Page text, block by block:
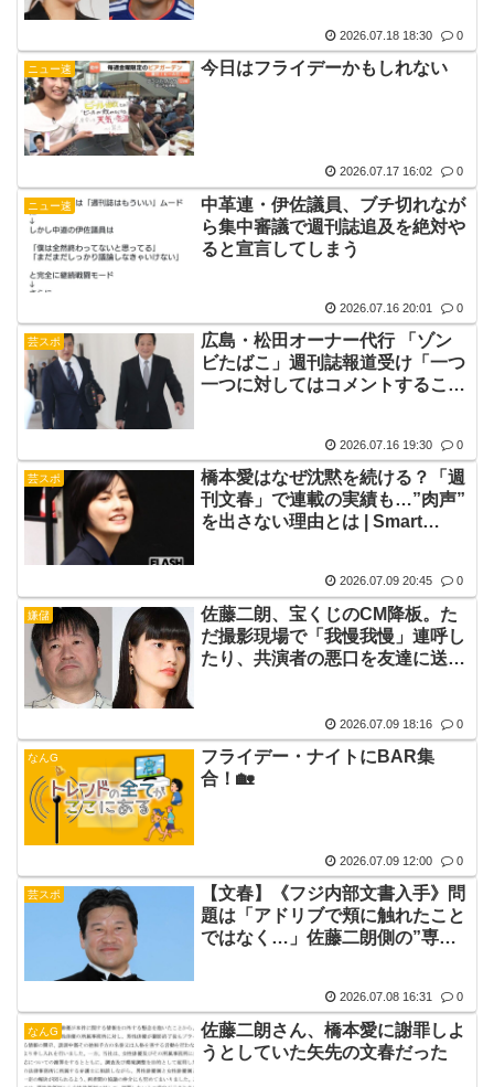
2026.07.18 18:30 0
ニュー速 今日はフライデーかもしれない
2026.07.17 16:02 0
ニュー速
中革連・伊佐議員、ブチ切れなが
ら集中審議で週刊誌追及を絶対や
ると宣言してしまう
2026.07.16 20:01 0
芸スポ
広島・松田オーナー代行 「ゾン
ビたばこ」週刊誌報道受け「一つ
一つに対してはコメントすること
2026.07.16 19:30 0
芸スポ
橋本愛はなぜ沈黙を続ける？「週
刊文春」で連載の実績も…”肉声”
を出さない理由とは | Smart
2026.07.09 20:45 0
嫌儲
佐藤二朗、宝くじのCM降板。た
だ撮影現場で「我慢我慢」連呼し
たり、共演者の悪口を友達に送り
2026.07.09 18:16 0
なんG
フライデー・ナイトにBAR集
合！🏡
2026.07.09 12:00 0
芸スポ
【文春】《フジ内部文書入手》問
題は「アドリブで頬に触れたこと
ではなく…」佐藤二朗側の”専門
2026.07.08 16:31 0
なんG
佐藤二朗さん、橋本愛に謝罪しよ
うとしていた矢先の文春だった